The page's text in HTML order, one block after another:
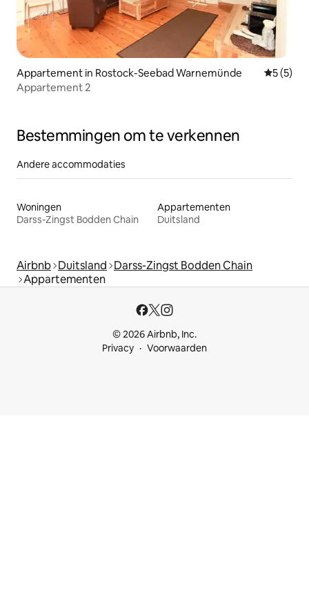
Appartement in Rostock-Seebad Warnemünde
5 (5)
Appartement 2
Bestemmingen om te verkennen
Andere accommodaties
Woningen
Darss-Zingst Bodden Chain
Appartementen
Duitsland
Airbnb Duitsland Darss-Zingst Bodden Chain
Appartementen
© 2026 Airbnb, Inc.
Privacy
Voorwaarden